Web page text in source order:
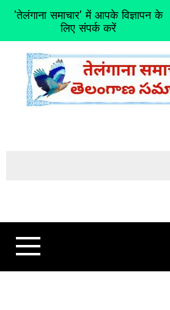
t
'तेलंगाना समाचार' में आपके विज्ञापन के
लिए संपर्क करें